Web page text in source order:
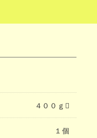
４００ｇ
１個